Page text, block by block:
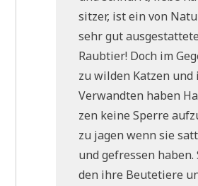
sit­zer, ist ein von
sehr gut
Raub­tier! Doch im
zu wil­den Kat­zen und
Ver­wand­ten haben
zen kei­ne Sper­re
zu jagen wenn sie
und gefres­sen
den ihre Beu­te­tie­re